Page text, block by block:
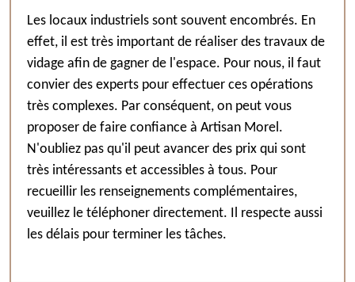
Les locaux industriels sont souvent encombrés. En
effet, il est très important de réaliser des travaux de
vidage afin de gagner de l'espace. Pour nous, il faut
convier des experts pour effectuer ces opérations
très complexes. Par conséquent, on peut vous
proposer de faire confiance à Artisan Morel.
N'oubliez pas qu'il peut avancer des prix qui sont
très intéressants et accessibles à tous. Pour
recueillir les renseignements complémentaires,
veuillez le téléphoner directement. Il respecte aussi
les délais pour terminer les tâches.